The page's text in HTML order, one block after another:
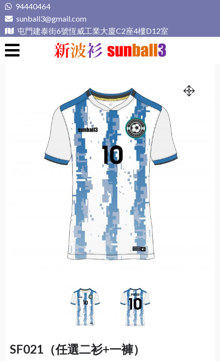
Skip
to
content
94440464
sunball3@gmail.com
屯門建泰街6號恆威工業大廈C2座4樓D12室
SF021（任選二衫+一褲）